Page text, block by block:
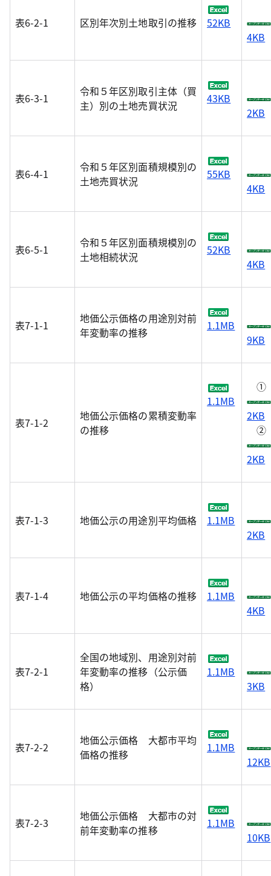
表6-2-1 区別年次別土地取引の推移
52KB
4KB
表6-3-1
令和５年区別取引主体（買
主）別の土地売買状況
43KB
2KB
表6-4-1
令和５年区別面積規模別の
土地売買状況
55KB
4KB
表6-5-1
令和５年区別面積規模別の
土地相続状況
52KB
4KB
表7-1-1
地価公示価格の用途別対前
年変動率の推移
1.1MB
9KB
表7-1-2
地価公示価格の累積変動率
の推移
1.1MB
①
2KB
②
2KB
表7-1-3 地価公示の用途別平均価格
1.1MB
2KB
表7-1-4 地価公示の平均価格の推移
1.1MB
4KB
表7-2-1
全国の地域別、用途別対前
年変動率の推移（公示価
格）
1.1MB
3KB
表7-2-2
地価公示価格 大都市平均
価格の推移
1.1MB
12KB
表7-2-3
地価公示価格 大都市の対
前年変動率の推移
1.1MB
10KB